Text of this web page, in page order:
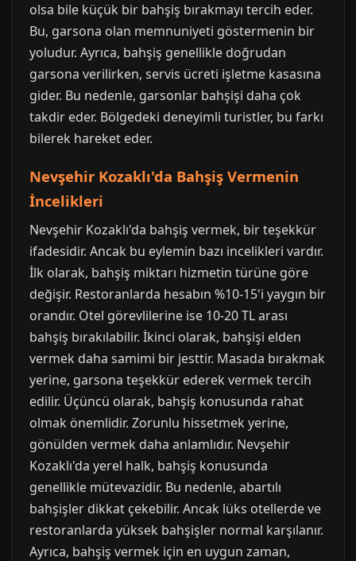
olsa bile küçük bir bahşiş bırakmayı tercih eder.
Bu, garsona olan memnuniyeti göstermenin bir
yoludur. Ayrıca, bahşiş genellikle doğrudan
garsona verilirken, servis ücreti işletme kasasına
gider. Bu nedenle, garsonlar bahşişi daha çok
takdir eder. Bölgedeki deneyimli turistler, bu farkı
bilerek hareket eder.
Nevşehir Kozaklı'da Bahşiş Vermenin
İncelikleri
Nevşehir Kozaklı'da bahşiş vermek, bir teşekkür
ifadesidir. Ancak bu eylemin bazı incelikleri vardır.
İlk olarak, bahşiş miktarı hizmetin türüne göre
değişir. Restoranlarda hesabın %10-15'i yaygın bir
orandır. Otel görevlilerine ise 10-20 TL arası
bahşiş bırakılabilir. İkinci olarak, bahşişi elden
vermek daha samimi bir jesttir. Masada bırakmak
yerine, garsona teşekkür ederek vermek tercih
edilir. Üçüncü olarak, bahşiş konusunda rahat
olmak önemlidir. Zorunlu hissetmek yerine,
gönülden vermek daha anlamlıdır. Nevşehir
Kozaklı'da yerel halk, bahşiş konusunda
genellikle mütevazidir. Bu nedenle, abartılı
bahşişler dikkat çekebilir. Ancak lüks otellerde ve
restoranlarda yüksek bahşişler normal karşılanır.
Ayrıca, bahşiş vermek için en uygun zaman,